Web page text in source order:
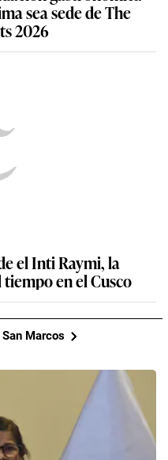
sea sede de The
2026
el Inti Raymi, la
en el Cusco
Marcos